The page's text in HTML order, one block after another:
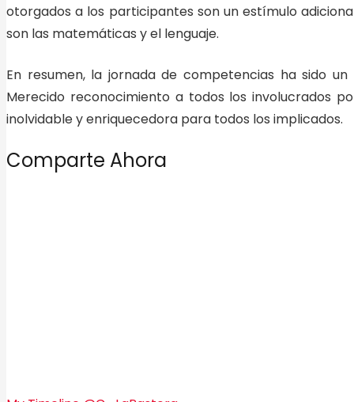
otorgados a los participantes son un estímulo
son las matemáticas y el lenguaje.
En resumen, la jornada de competencias ha sido
Merecido reconocimiento atodos los involucrados
inolvidable y enriquecedora para todos los implicados.
Comparte Ahora